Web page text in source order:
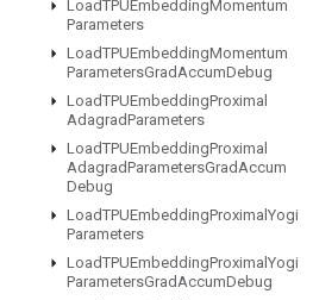
LoadTPUEmbeddingMomentum
Parameters
LoadTPUEmbeddingMomentum
ParametersGradAccumDebug
LoadTPUEmbeddingProximal
AdagradParameters
LoadTPUEmbeddingProximal
AdagradParametersGradAccum
Debug
LoadTPUEmbeddingProximal Yogi
Parameters
LoadTPUEmbeddingProximal Yogi
ParametersGradAccumDebug